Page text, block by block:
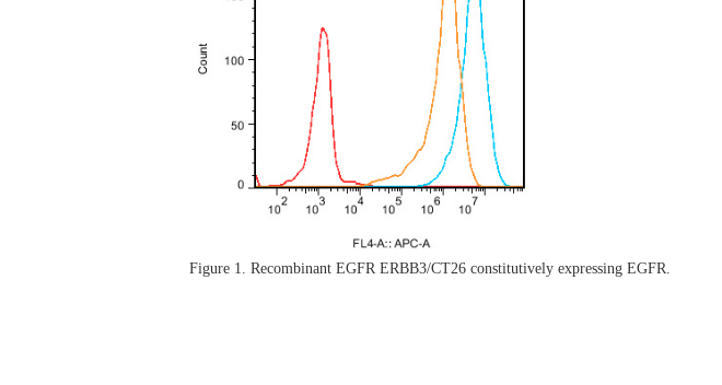
Figure 1. Recombinant EGFR ERBB3/CT26 constitutively expressing EGFR.